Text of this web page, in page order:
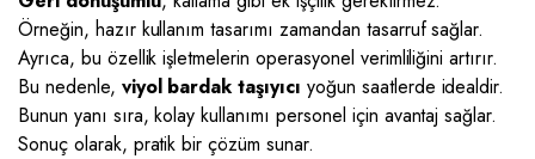
Örneğin, hazır kullanım tasarımı zamandan tasarruf sağlar.
Ayrıca, bu özellik işletmelerin operasyonel verimliliğini artırır.
Bu nedenle, viyol bardak taşıyıcı yoğun saatlerde idealdir.
Bunun yanı sıra, kolay kullanımı personel için avantaj sağlar.
Sonuç olarak, pratik bir çözüm sunar.